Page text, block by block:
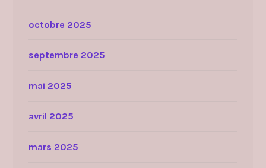
octobre 2025
septembre 2025
mai 2025
avril 2025
mars 2025